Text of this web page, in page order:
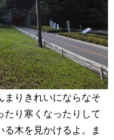
まりきれいにならなそ
たり寒くなったりして
木を見かけるよ。ま